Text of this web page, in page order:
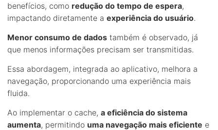
benefícios, como redução do tempo de espera,
impactando diretamente a experiência do usuário.
Menor consumo de dados também é observado, já
que menos informações precisam ser transmitidas.
Essa abordagem, integrada ao aplicativo, melhora a
navegação, proporcionando uma experiência mais
fluida.
Ao implementar o cache, a eficiência do sistema
aumenta, permitindo uma navegação mais eficiente e